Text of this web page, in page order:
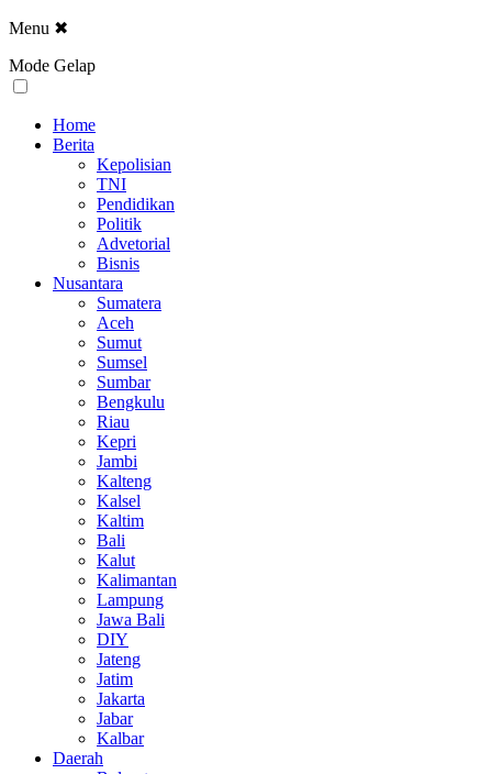
Menu ✖
Mode Gelap
Home
Berita
Kepolisian
TNI
Pendidikan
Politik
Advetorial
Bisnis
Nusantara
Sumatera
Aceh
Sumut
Sumsel
Sumbar
Bengkulu
Riau
Kepri
Jambi
Kalteng
Kalsel
Kaltim
Bali
Kalut
Kalimantan
Lampung
Jawa Bali
DIY
Jateng
Jatim
Jakarta
Jabar
Kalbar
Daerah